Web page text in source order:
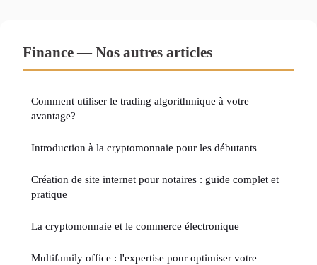
Finance — Nos autres articles
Comment utiliser le trading algorithmique à votre
avantage?
Introduction à la cryptomonnaie pour les débutants
Création de site internet pour notaires : guide complet et
pratique
La cryptomonnaie et le commerce électronique
Multifamily office : l'expertise pour optimiser votre